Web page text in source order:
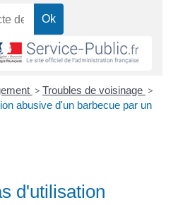
> Troubles de voisinage >
abusive d'un barbecue par un
d'utilisation